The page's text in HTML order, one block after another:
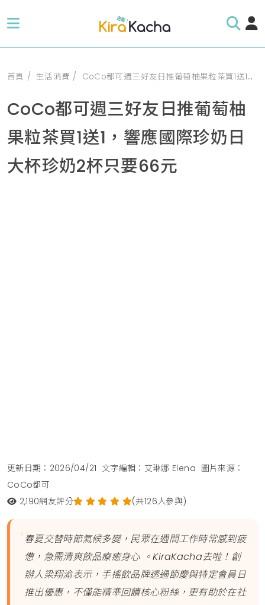
首頁 生活消費 CoCo都可週三好友日推葡萄柚果粒茶買1送1，響應國際珍奶日大杯珍奶2杯只要66元
CoCo都可週三好友日推葡萄柚
果粒茶買1送1，響應國際珍奶日
大杯珍奶2杯只要66元
更新日期：2026/04/21 文字編輯：艾琳娜 Elena 圖片來源：
CoCo都可
2,190網友評分 (共126人參與)
春夏交替時節氣候多變，民眾在週間工作時常感到疲
憊，急需清爽飲品療癒身心 。KiraKacha去啦！創
辦人梁翔渝表示，手搖飲品牌透過節慶與特定會員日
推出優惠，不僅能精準回饋核心粉絲，更有助於在社